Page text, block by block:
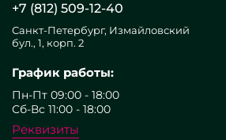
+7 (812) 509-12-40
Санкт-Петербург, Измайловский
бул., 1, корп. 2
График работы:
Пн-Пт 09:00 - 18:00
Сб-Вс 11:00 - 18:00
Реквизиты